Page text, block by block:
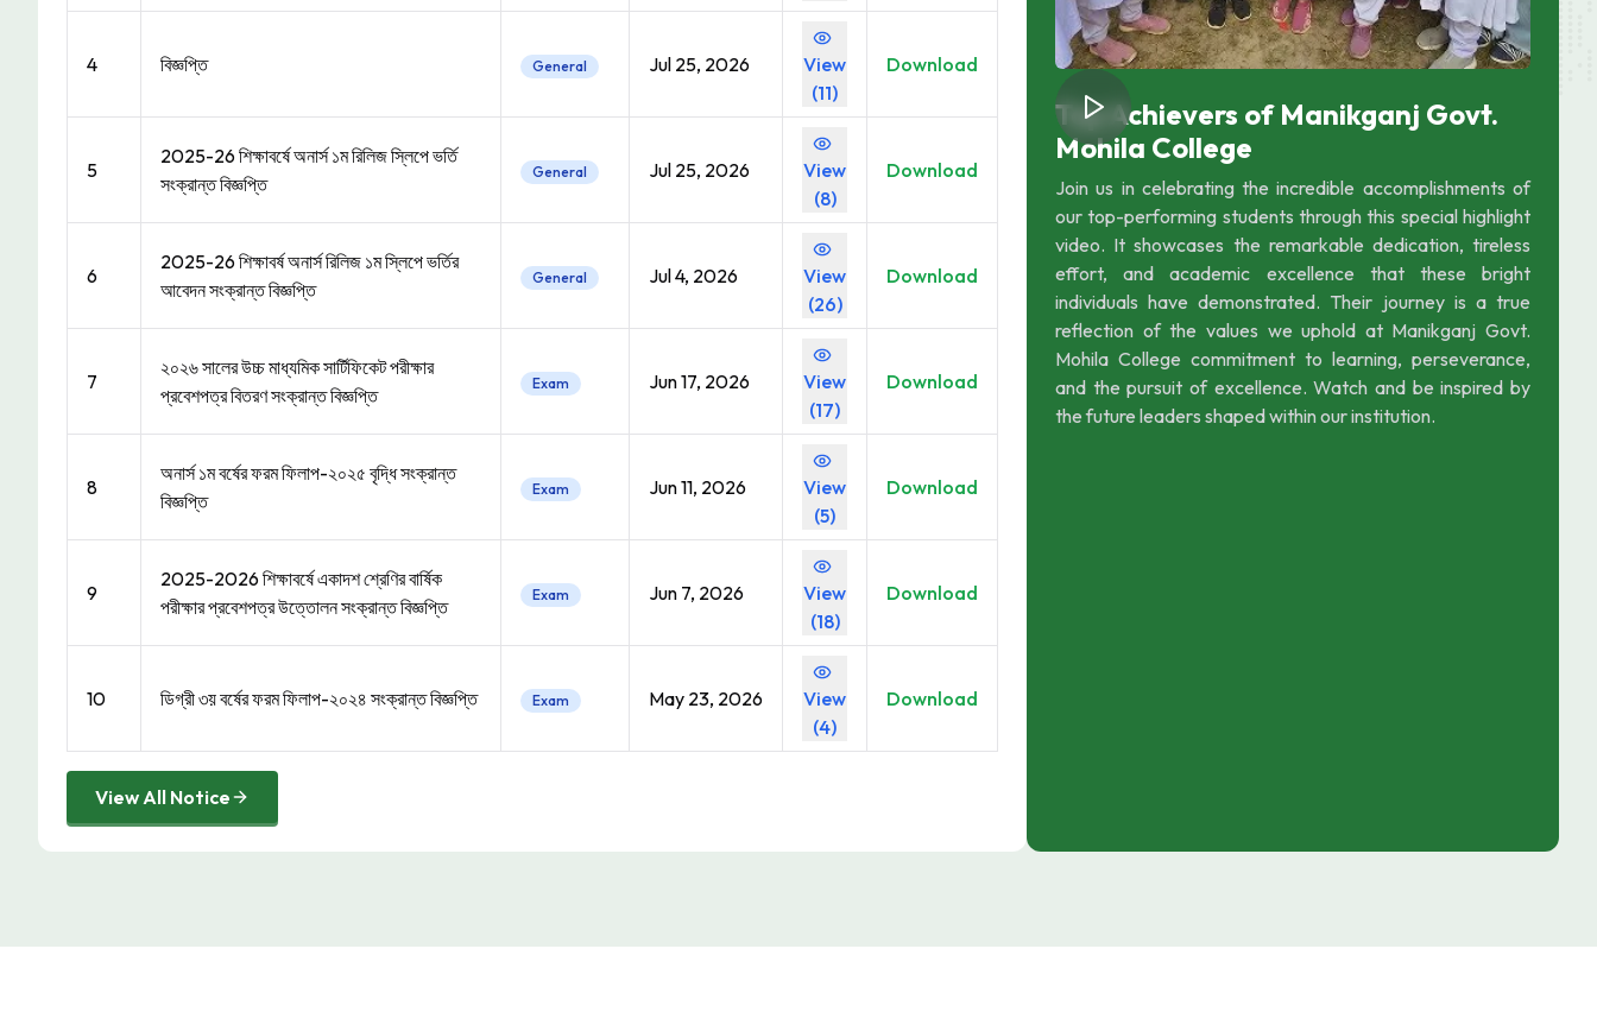
4 বিজ্ঞপ্তি General Jul 25, 2026
View
(11)
Download
5
2025-26 শিক্ষাবর্ষে অনার্স ১ম রিলিজ স্লিপে ভর্তি
সংক্রান্ত বিজ্ঞপ্তি
General Jul 25, 2026
View
(8)
Download
6
2025-26 শিক্ষাবর্ষ অনার্স রিলিজ ১ম স্লিপে ভর্তির
আবেদন সংক্রান্ত বিজ্ঞপ্তি
General Jul 4, 2026
View
(26)
Download
7
২০২৬ সালের উচ্চ মাধ্যমিক সার্টিফিকেট পরীক্ষার
প্রবেশপত্র বিতরণ সংক্রান্ত বিজ্ঞপ্তি
Exam Jun 17, 2026
View
(17)
Download
8
অনার্স ১ম বর্ষের ফরম ফিলাপ-২০২৫ বৃদ্ধি সংক্রান্ত
বিজ্ঞপ্তি
Exam Jun 11, 2026
View
(5)
Download
9
2025-2026 শিক্ষাবর্ষে একাদশ শ্রেণির বার্ষিক
পরীক্ষার প্রবেশপত্র উত্তোলন সংক্রান্ত বিজ্ঞপ্তি
Exam Jun 7, 2026
View
(18)
Download
10 ডিগ্রী ৩য় বর্ষের ফরম ফিলাপ-২০২৪ সংক্রান্ত বিজ্ঞপ্তি Exam May 23, 2026
View
(4)
Download
View All Notice
Top Achievers of Manikganj Govt.
Mohila College
Join us in celebrating the incredible accomplishments of
our top-performing students through this special highlight
video. It showcases the remarkable dedication, tireless
effort, and academic excellence that these bright
individuals have demonstrated. Their journey is a true
reflection of the values we uphold at Manikganj Govt.
Mohila College commitment to learning, perseverance,
and the pursuit of excellence. Watch and be inspired by
the future leaders shaped within our institution.